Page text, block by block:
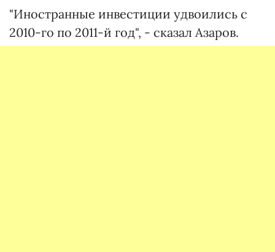
"Иностранные инвестиции удвоились с
2010-го по 2011-й год", - сказал Азаров.